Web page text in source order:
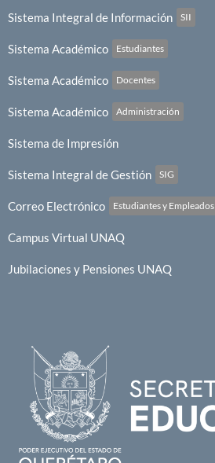
Sistema Integral de Información SII
Sistema Académico Estudiantes
Sistema Académico Docentes
Sistema Académico Administración
Sistema de Impresión
Sistema Integral de Gestión SIG
Correo Electrónico Estudiantes y Empleados
Campus Virtual UNAQ
Jubilaciones y Pensiones UNAQ